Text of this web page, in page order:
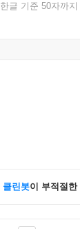
한글 기준 50자까
클린봇이 부적절